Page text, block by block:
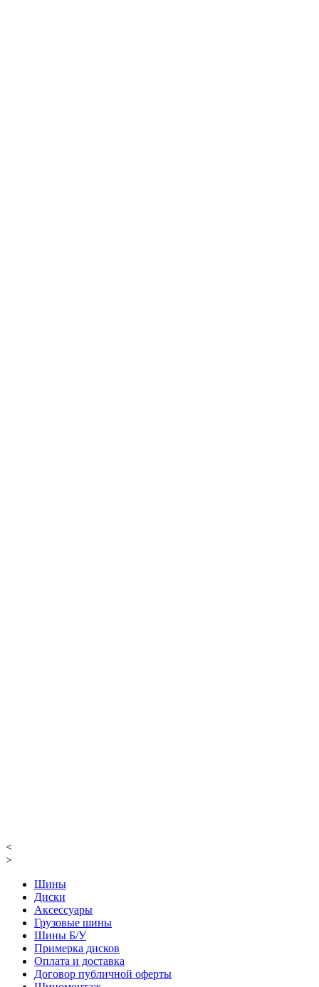
<
>
Шины
Диски
Аксессуары
Грузовые шины
Шины Б/У
Примерка дисков
Оплата и доставка
Договор публичной оферты